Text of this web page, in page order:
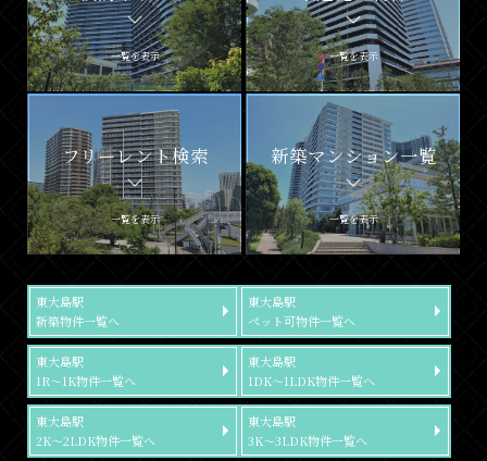
一覧を表示 一覧を表示
フリーレント検索
一覧を表示
新築マンション一覧
一覧を表示
東大島駅
新築物件一覧へ
東大島駅
ペット可物件一覧へ
東大島駅
1R～1K物件一覧へ
東大島駅
1DK～1LDK物件一覧へ
東大島駅
2K～2LDK物件一覧へ
東大島駅
3K～3LDK物件一覧へ